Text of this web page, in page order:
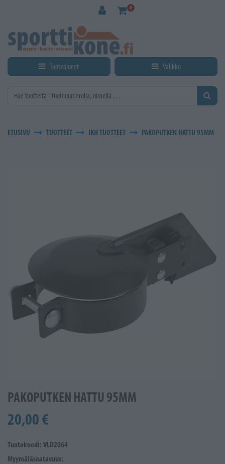
0
Tuotealueet Valikko
ETUSIVU TUOTTEET IKH TUOTTEET PAKOPUTKEN HATTU 95MM
PAKOPUTKEN HATTU 95MM
20,00 €
Tuotekoodi: VLD2064
Myymäläsaatavuus: